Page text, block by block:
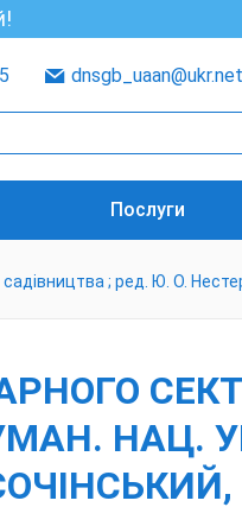
dnsgb_uaan@ukr.net
Послуги
; ред. Ю. О.
НАЦ.